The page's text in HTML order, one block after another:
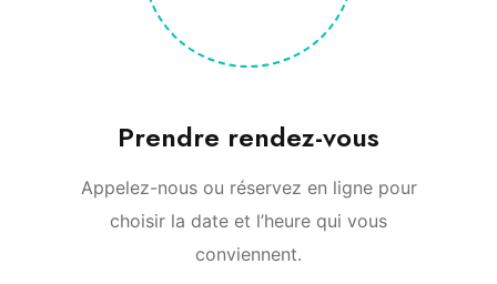
Prendre rendez-vous
Appelez-nous ou réservez en ligne pour
choisir la date et l’heure qui vous
conviennent.